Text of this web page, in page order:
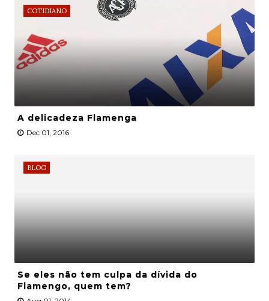
COTIDIANO
A delicadeza Flamenga
Dec 01, 2016
BLOG
Se eles não tem culpa da dívida do
Flamengo, quem tem?